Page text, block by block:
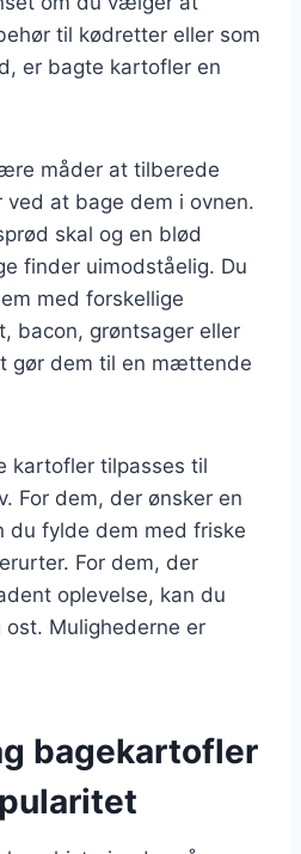
til kødretter eller som
er bagte kartofler en
måder at tilberede
at bage dem i ovnen.
skal og en blød
finder uimodståelig. Du
med forskellige
bacon, grøntsager eller
gør dem til en mættende
kartofler tilpasses til
For dem, der ønsker en
du fylde dem med friske
For dem, der
oplevelse, kan du
Mulighederne er
bagekartofler